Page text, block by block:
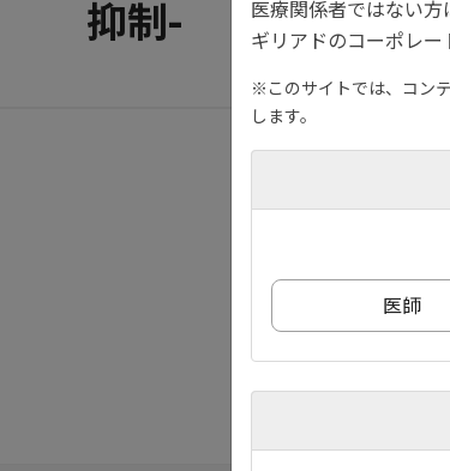
抑制-
医療関係者ではない方
ギリアドのコーポレー
※このサイトでは、コン
します。
医師